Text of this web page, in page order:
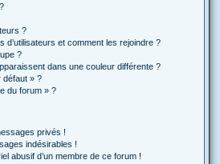
?
d’utilisateurs et comment les rejoindre ?
?
dans une couleur différente ?
défaut » ?
du forum » ?
privés !
indésirables !
abusif d’un membre de ce forum !